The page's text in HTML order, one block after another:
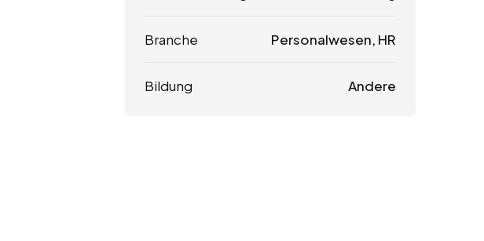
Branche Personalwesen, HR
Bildung Andere